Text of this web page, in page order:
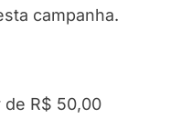
campanha.
de R$ 50,00